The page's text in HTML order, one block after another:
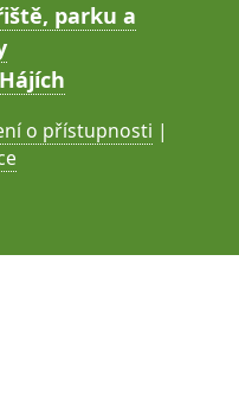
parku a
o přístupnosti |